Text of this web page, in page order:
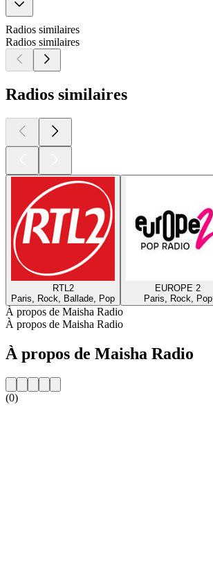
Radios similaires
Radios similaires
Radios similaires
RTL2
Paris, Rock, Ballade, Pop
EUROPE 2
Paris, Rock, Pop
À propos de Maisha Radio
À propos de Maisha Radio
À propos de Maisha Radio
(0)